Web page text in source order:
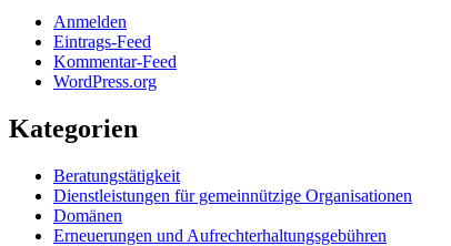
Anmelden
Eintrags-Feed
Kommentar-Feed
WordPress.org
Kategorien
Beratungstätigkeit
Dienstleistungen für gemeinnützige Organisationen
Domänen
Erneuerungen und Aufrechterhaltungsgebühren